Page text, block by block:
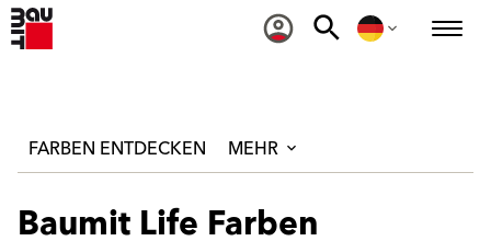
FARBEN ENTDECKEN MEHR
Baumit Life Farben